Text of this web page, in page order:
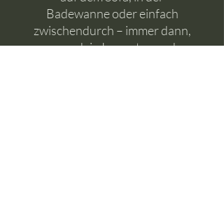
Badewanne oder einfach
zwischendurch – immer dann,
wenn dein Innerstes nach